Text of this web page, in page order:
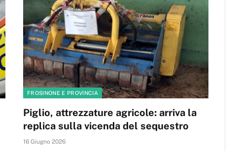
FROSINONE E PROVINCIA
Piglio, attrezzature agricole: arriva la
replica sulla vicenda del sequestro
16 Giugno 2026